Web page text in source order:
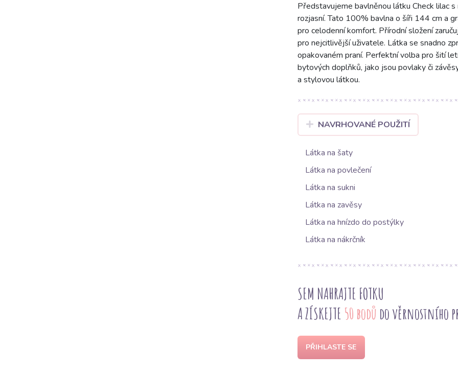
Představujeme bavlněnou látku Check lilac
rozjasní. Tato 100% bavlna o šíři 144 cm a
pro celodenní komfort. Přírodní složení
pro nejcitlivější uživatele. Látka se snadno
opakovaném praní. Perfektní volba pro šití
bytových doplňků, jako jsou povlaky či
a stylovou látkou.
NAVRHOVANÉ POUŽITÍ
Látka na šaty
Látka na povlečení
Látka na sukni
Látka na zavěsy
Látka na hnízdo do postýlky
Látka na nákrčník
SEM NAHRAJTE FOTKU
A ZÍSKEJTE 50 bodů do věrnostního
PŘIHLASTE SE